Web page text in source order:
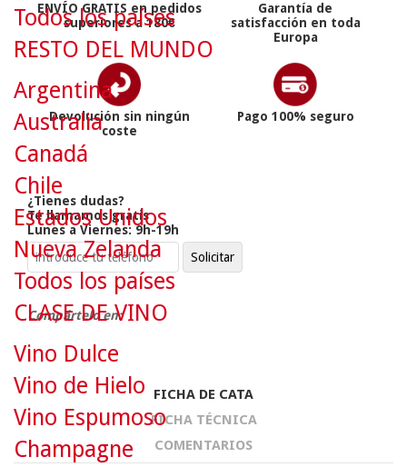
ENVÍO GRATIS en pedidos
superiores a 180€
Garantía de
satisfacción en toda
Europa
Devolución sin ningún
coste
Pago 100% seguro
¿Tienes dudas?
Te llamamos gratis
Lunes a Viernes: 9h-19h
Compártelo en:
FICHA DE CATA
FICHA TÉCNICA
COMENTARIOS
Todos los países
RESTO DEL MUNDO
Argentina
Australia
Canadá
Chile
Estados Unidos
Nueva Zelanda
Todos los países
CLASE DE VINO
Vino Dulce
Vino de Hielo
Vino Espumoso
Champagne